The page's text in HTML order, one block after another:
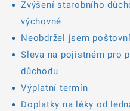
Zvýšení starobního
výchovné
Neobdržel jsem
Sleva na pojistném pro
důchodu
Výplatní termín
Doplatky na léky od